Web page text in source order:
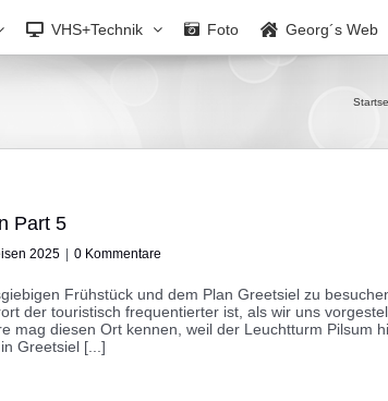
VHS+Technik Foto Georg´s Web
Part 5
2025 0 Kommentare
Frühstück und dem Plan Greetsiel zu
der touristisch frequentierter ist, als wir uns
mag diesen Ort kennen, weil der Leuchtturm Pilsum
Greetsiel [...]